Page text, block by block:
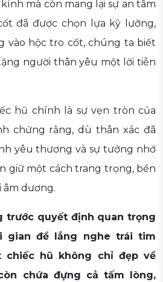
mà còn mang lại sự an tâm
đã được chọn lựa kỹ lưỡng,
vào hộc tro cốt, chúng ta biết
người thân yêu một lời tiễn
hũ chính là sự vẹn tròn của
chứng rằng, dù thân xác đã
yêu thương và sự tưởng nhớ
giữ một cách trang trọng, bền
âm dương.
trước quyết định quan trọng
gian để lắng nghe trái tim
chiếc hũ không chỉ đẹp về
chứa đựng cả tấm lòng,